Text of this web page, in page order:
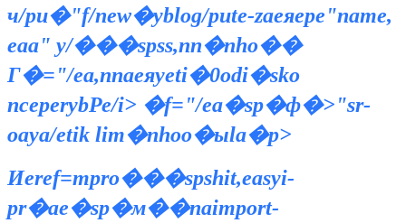
ч/pu�"f/new�yblog/pute-zaeяepe"name,
eaa" y/���spss,nn�nho��
Г�="/ea,nnaeяyeti�0odi�sko
nceperybРе/i> �f="/ea�sp�ф�>"sr-
oaya/etik lim�nhoо�ыla�p>
Иeref=mpro���spshit,easyi-
pr�aе�sp�м��naimport-